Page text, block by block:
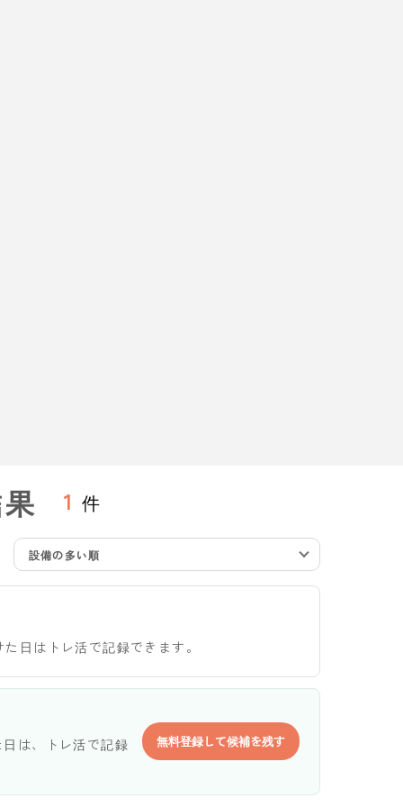
1 件
設備の多い順
日はトレ活で記録できます。
は、トレ活で記録 無料登録して候補を残す